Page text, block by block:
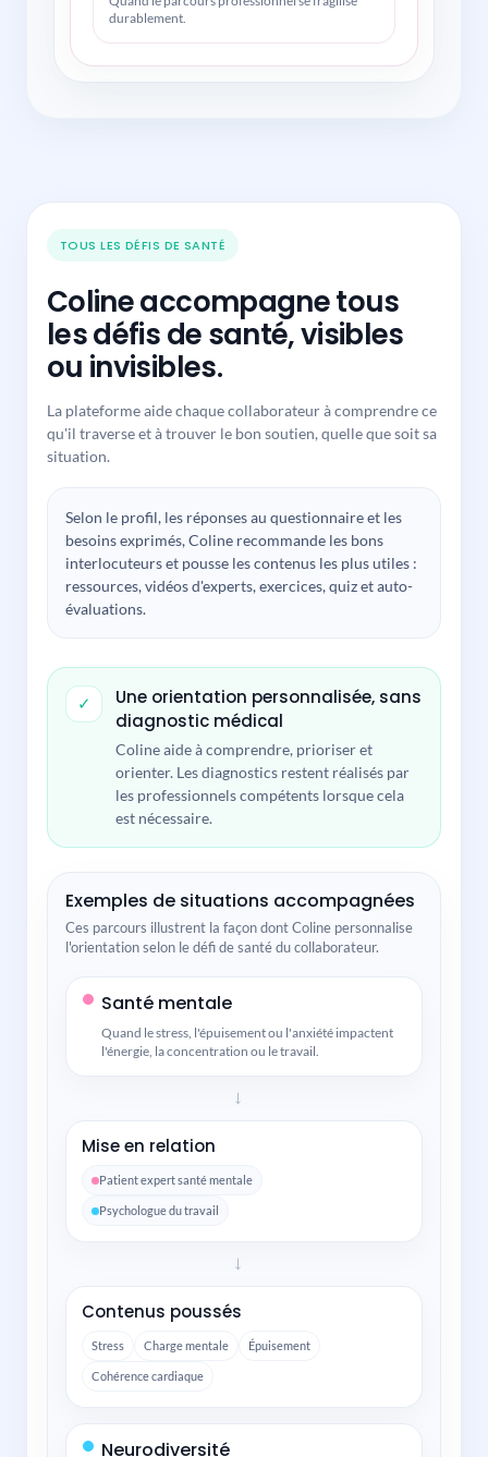
durablement.
TOUS LES DÉFIS DE SANTÉ
Coline accompagne tous
les défis de santé, visibles
ou invisibles.
La plateforme aide chaque collaborateur à comprendre ce
qu'il traverse et à trouver le bon soutien, quelle que soit sa
situation.
Selon le profil, les réponses au questionnaire et les
besoins exprimés, Coline recommande les bons
interlocuteurs et pousse les contenus les plus utiles :
ressources, vidéos d'experts, exercices, quiz et auto-
évaluations.
✓
Une orientation personnalisée, sans
diagnostic médical
Coline aide à comprendre, prioriser et
orienter. Les diagnostics restent réalisés par
les professionnels compétents lorsque cela
est nécessaire.
Exemples de situations accompagnées
Ces parcours illustrent la façon dont Coline personnalise
l'orientation selon le défi de santé du collaborateur.
Santé mentale
Quand le stress, l'épuisement ou l'anxiété impactent
l'énergie, la concentration ou le travail.
→
Mise en relation
Patient expert santé mentale
Psychologue du travail
→
Contenus poussés
Stress Charge mentale Épuisement
Cohérence cardiaque
Neurodiversité